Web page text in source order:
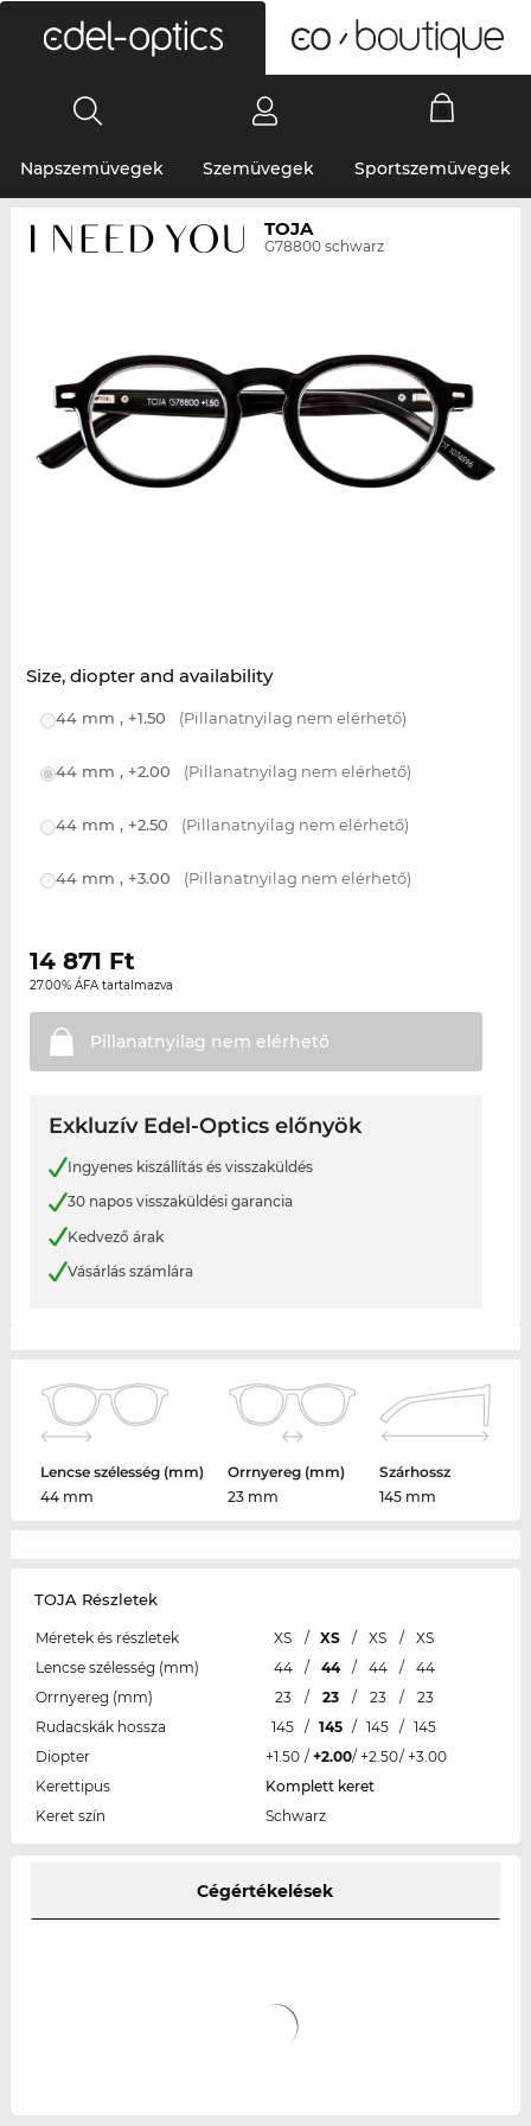
Napszemüvegek Szemüvegek Sportszemüvegek
TOJA
G78800 schwarz
Size, diopter and availability
44 mm , +1.50 (Pillanatnyilag nem elérhető)
44 mm , +2.00 (Pillanatnyilag nem elérhető)
44 mm , +2.50 (Pillanatnyilag nem elérhető)
44 mm , +3.00 (Pillanatnyilag nem elérhető)
14 871 Ft
27.00% ÁFA tartalmazva
Pillanatnyilag nem elérhető
Exkluzív Edel-Optics előnyök
Ingyenes kiszállítás és visszaküldés
30 napos visszaküldési garancia
Kedvező árak
Vásárlás számlára
Lencse szélesség (mm)
44 mm
Orrnyereg (mm)
23 mm
Szárhossz
145 mm
TOJA Részletek
Méretek és részletek XS / XS / XS /
XS
Lencse szélesség (mm)
44 / 44 / 44 /
44
Orrnyereg (mm)
23 / 23 / 23 /
23
Rudacskák hossza
145 / 145 / 145 / 145
Diopter
+1.50 / +2.00/ +2.50/ +3.00
Kerettipus
Komplett keret
Keret szín
Schwarz
Cégértékelések